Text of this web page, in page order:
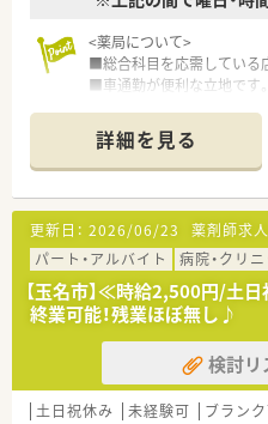
<薬局について>
■総合科目を応需している
■車通勤が便利な立地です。
<こんな方にオススメ>
■人数体制充実した店舗で
■大手調剤薬局の安定した
い方
＼こんな企業です／
○全国に1,000店舗以上を展
○東京大学病院をはじめ全
ます。
病診薬連携を強化すること
医療の提供を実現していま
○全店「同一の機械・シス
需内容が多岐にわたる（敷地
ので、
詳細を見る
更新日： 2026/06/23 薬剤師求人
パート・アルバイト
病院・クリ
【玉名市】≪時給2,500円/土
終業可能！残業ほぼ無し♪
検討リ
土日祝休み 未経験可 ブラン